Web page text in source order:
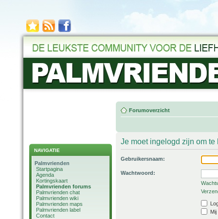
NAVIGATIE
Palmvrienden
Startpagina
Agenda
Kortingskaart
Palmvrienden forums
Palmvrienden chat
Palmvrienden wiki
Palmvrienden maps
Palmvrienden label
Contact
Forumoverzicht
Je moet ingelogd zijn om
Gebruikersnaam:
Wachtwoord: